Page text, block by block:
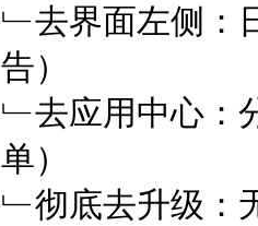
﹂去界面左侧：
告）
﹂去应用中心：
单）
﹂彻底去升级：